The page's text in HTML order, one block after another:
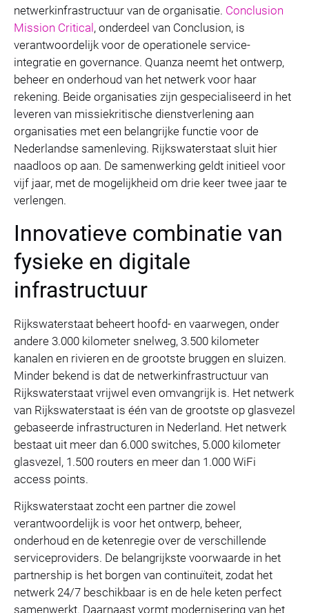
netwerkinfrastructuur van de organisatie. Conclusion
Mission Critical , onderdeel van Conclusion, is
verantwoordelijk voor de operationele service-
integratie en governance. Quanza neemt het ontwerp,
beheer en onderhoud van het netwerk voor haar
rekening. Beide organisaties zijn gespecialiseerd in het
leveren van missiekritische dienstverlening aan
organisaties met een belangrijke functie voor de
Nederlandse samenleving. Rijkswaterstaat sluit hier
naadloos op aan. De samenwerking geldt initieel voor
vijf jaar, met de mogelijkheid om drie keer twee jaar te
verlengen.
Innovatieve combinatie van
fysieke en digitale
infrastructuur
Rijkswaterstaat beheert hoofd- en vaarwegen, onder
andere 3.000 kilometer snelweg, 3.500 kilometer
kanalen en rivieren en de grootste bruggen en sluizen.
Minder bekend is dat de netwerkinfrastructuur van
Rijkswaterstaat vrijwel even omvangrijk is. Het netwerk
van Rijkswaterstaat is één van de grootste op glasvezel
gebaseerde infrastructuren in Nederland. Het netwerk
bestaat uit meer dan 6.000 switches, 5.000 kilometer
glasvezel, 1.500 routers en meer dan 1.000 WiFi
access points.
Rijkswaterstaat zocht een partner die zowel
verantwoordelijk is voor het ontwerp, beheer,
onderhoud en de ketenregie over de verschillende
serviceproviders. De belangrijkste voorwaarde in het
partnership is het borgen van continuïteit, zodat het
netwerk 24/7 beschikbaar is en de hele keten perfect
samenwerkt. Daarnaast vormt modernisering van het